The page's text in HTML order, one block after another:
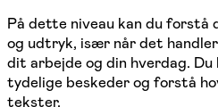
På dette niveau kan du forstå
og udtryk, især når det
dit arbejde og din hverdag.
tydelige beskeder og forstå
tekster.